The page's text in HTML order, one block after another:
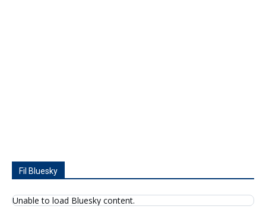
Fil Bluesky
Unable to load Bluesky content.